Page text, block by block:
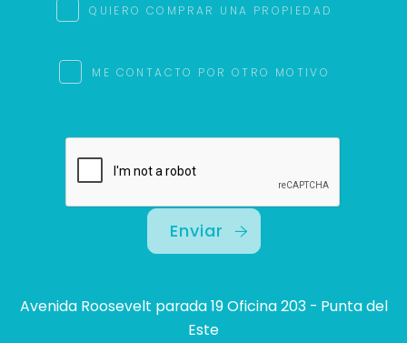
QUIERO COMPRAR UNA PROPIEDAD
ME CONTACTO POR OTRO MOTIVO
Enviar
Avenida Roosevelt parada 19 Oficina 203 - Punta del
Este